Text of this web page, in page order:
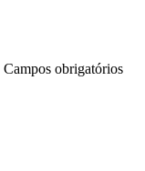
Campos obrigatórios